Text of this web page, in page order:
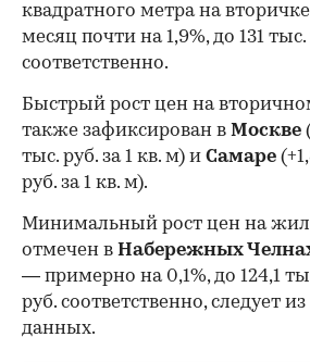
квадратного метра на
месяц почти на 1,9%, до 131 тыс.
соответственно.
Быстрый рост цен на
также зафиксирован в Москве
тыс. руб. за 1 кв. м) и Самаре
руб. за 1 кв. м).
Минимальный рост цен на
отмечен в Набережных
— примерно на 0,1%, до 124,1
руб. соответственно, следует
данных.